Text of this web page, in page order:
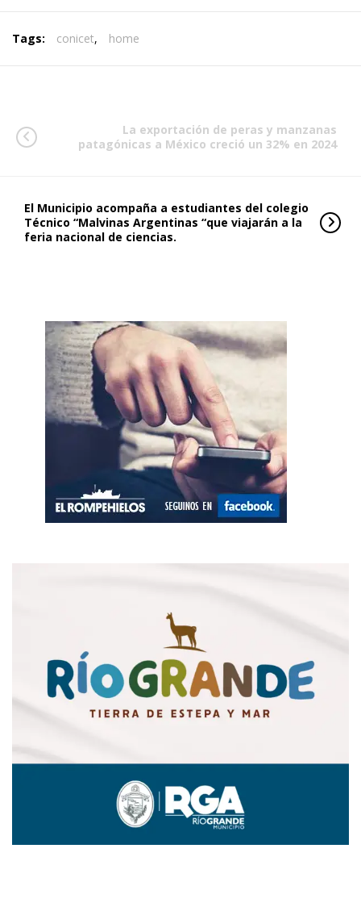
Tags: conicet, home
La exportación de peras y manzanas
patagónicas a México creció un 32% en 2024
El Municipio acompaña a estudiantes del colegio
Técnico “Malvinas Argentinas “que viajarán a la
feria nacional de ciencias.